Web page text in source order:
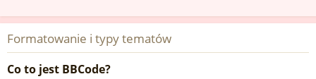
Formatowanie i typy tematów
Co to jest BBCode?